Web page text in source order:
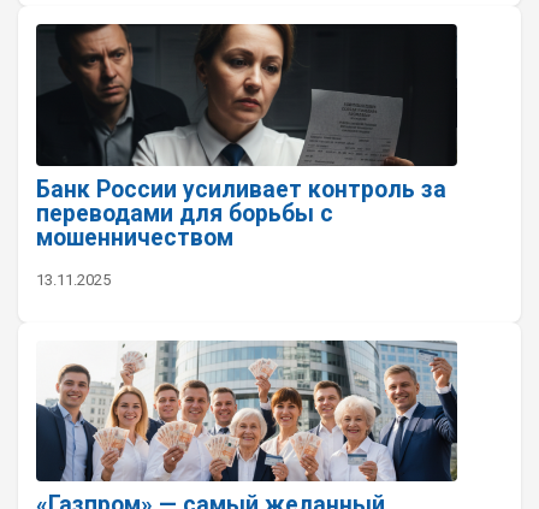
Банк России усиливает контроль за
переводами для борьбы с
мошенничеством
13.11.2025